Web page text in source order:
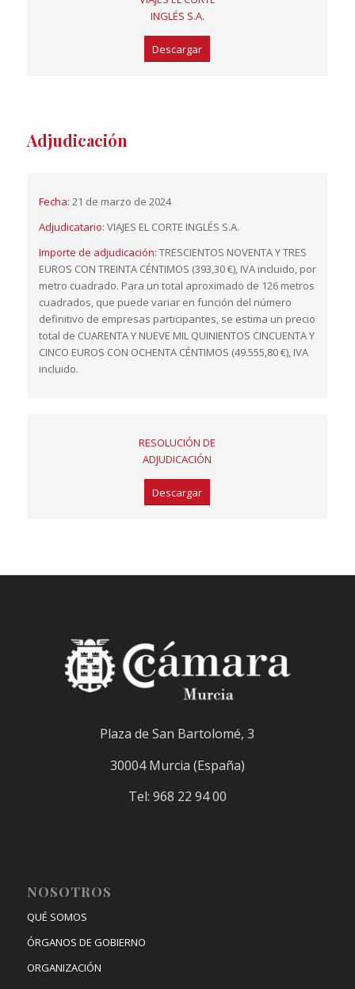
INGLÉS S.A.
Descargar
Adjudicación
Fecha: 21 de marzo de 2024
Adjudicatario: VIAJES EL CORTE INGLÉS S.A.
Importe de adjudicación: TRESCIENTOS NOVENTA Y TRES
EUROS CON TREINTA CÉNTIMOS (393,30 €), IVA incluido, por
metro cuadrado. Para un total aproximado de 126 metros
cuadrados, que puede variar en función del número
definitivo de empresas participantes, se estima un precio
total de CUARENTA Y NUEVE MIL QUINIENTOS CINCUENTA Y
CINCO EUROS CON OCHENTA CÉNTIMOS (49.555,80 €), IVA
incluido.
RESOLUCIÓN DE
ADJUDICACIÓN
Descargar
Plaza de San Bartolomé, 3
30004 Murcia (España)
Tel: 968 22 94 00
NOSOTROS
QUÉ SOMOS
ÓRGANOS DE GOBIERNO
ORGANIZACIÓN